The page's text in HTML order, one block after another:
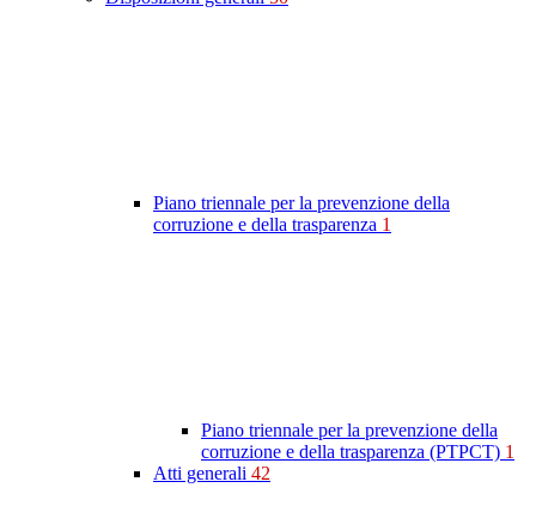
Piano triennale per la prevenzione della
corruzione e della trasparenza 1
Piano triennale per la prevenzione della
corruzione e della trasparenza (PTPCT) 1
Atti generali 42